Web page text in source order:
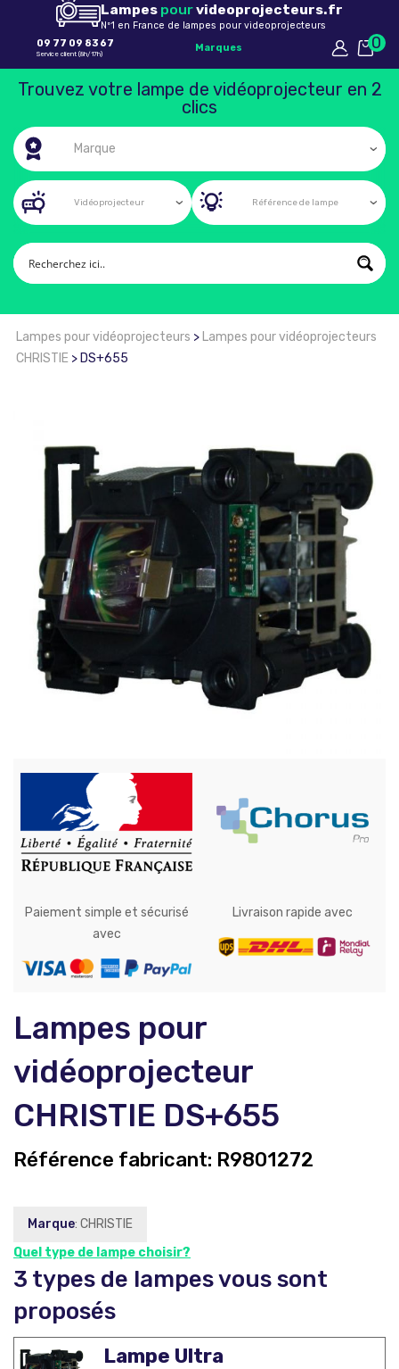
Lampes pourvideoprojecteurs.fr
Nº1 en France de lampes pour videoprojecteurs
09 77 09 83 67
Service client (8h/17h)
Marques 0
Trouvez votre lampe de vidéoprojecteur en 2
clics
Lampes pour vidéoprojecteurs > Lampes pour vidéoprojecteurs
CHRISTIE > DS+655
Paiement simple et sécurisé
avec
Livraison rapide avec
Lampes pour
vidéoprojecteur
CHRISTIE DS+655
Référence fabricant: R9801272
Marque: CHRISTIE
Quel type de lampe choisir?
3 types de lampes vous sont
proposés
Lampe Ultra